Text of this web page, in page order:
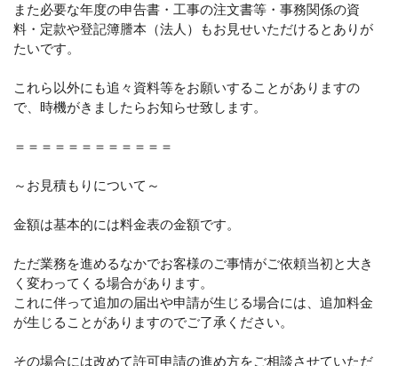
また必要な年度の申告書・工事の注文書等・事務関係の資
料・定款や登記簿謄本（法人）もお見せいただけるとありが
たいです。
これら以外にも追々資料等をお願いすることがありますの
で、時機がきましたらお知らせ致します。
＝＝＝＝＝＝＝＝＝＝＝＝
～お見積もりについて～
金額は基本的には料金表の金額です。
ただ業務を進めるなかでお客様のご事情がご依頼当初と大き
く変わってくる場合があります。
これに伴って追加の届出や申請が生じる場合には、追加料金
が生じることがありますのでご了承ください。
その場合には改めて許可申請の進め方をご相談させていただ